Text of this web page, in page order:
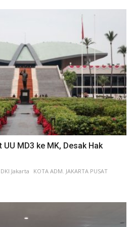
MD3 ke MK, Desak Hak
DKI Jakarta
KOTA ADM. JAKARTA PUSAT